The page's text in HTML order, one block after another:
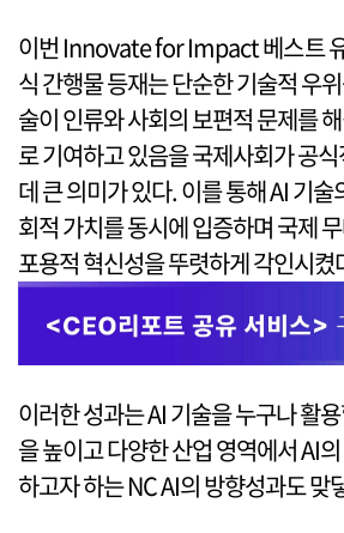
이번 Innovate for Impact 베스트
식 간행물 등재는 단순한 기술적 우
술이 인류와 사회의 보편적 문제를
로 기여하고 있음을 국제사회가 공
데 큰 의미가 있다. 이를 통해 AI 기
회적 가치를 동시에 입증하며 국제
포용적 혁신성을 뚜렷하게 각인시켰
이러한 성과는 AI 기술을 누구나 활
을 높이고 다양한 산업 영역에서 AI
하고자 하는 NC AI의 방향성과도 맞